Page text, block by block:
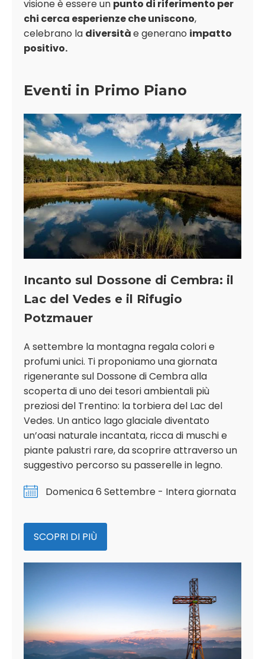
visione è essere un punto di riferimento per
chi cerca esperienze che uniscono,
celebrano la diversitàe generano impatto
positivo.
Eventi in Primo Piano
Incanto sul Dossone di Cembra: il
Lac del Vedes e il Rifugio
Potzmauer
A settembre la montagna regala colori e
profumi unici. Ti proponiamo una giornata
rigenerante sul Dossone di Cembra alla
scoperta di uno dei tesori ambientali più
preziosi del Trentino: la torbiera del Lac del
Vedes. Un antico lago glaciale diventato
un’oasi naturale incantata, ricca di muschi e
piante palustri rare, da scoprire attraverso un
suggestivo percorso su passerelle in legno.
Domenica 6 Settembre - Intera giornata
SCOPRI DI PIÙ